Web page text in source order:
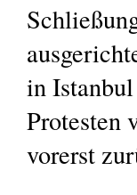
in
Protesten
vorerst